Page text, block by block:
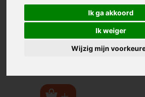
Ik ga akkoord
Ik weiger
Wijzig mijn